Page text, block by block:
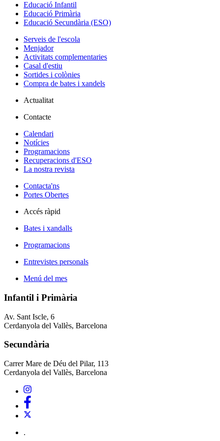
Educació Infantil
Educació Primària
Educació Secundària (ESO)
Serveis de l'escola
Menjador
Activitats complementaries
Casal d'estiu
Sortides i colònies
Compra de bates i xandels
Actualitat
Contacte
Calendari
Notícies
Programacions
Recuperacions d'ESO
La nostra revista
Contacta'ns
Portes Obertes
Accés ràpid
Bates i xandalls
Programacions
Entrevistes personals
Menú del mes
Infantil i Primària
Av. Sant Iscle, 6
Cerdanyola del Vallès, Barcelona
Secundària
Carrer Mare de Déu del Pilar, 113
Cerdanyola del Vallès, Barcelona
.